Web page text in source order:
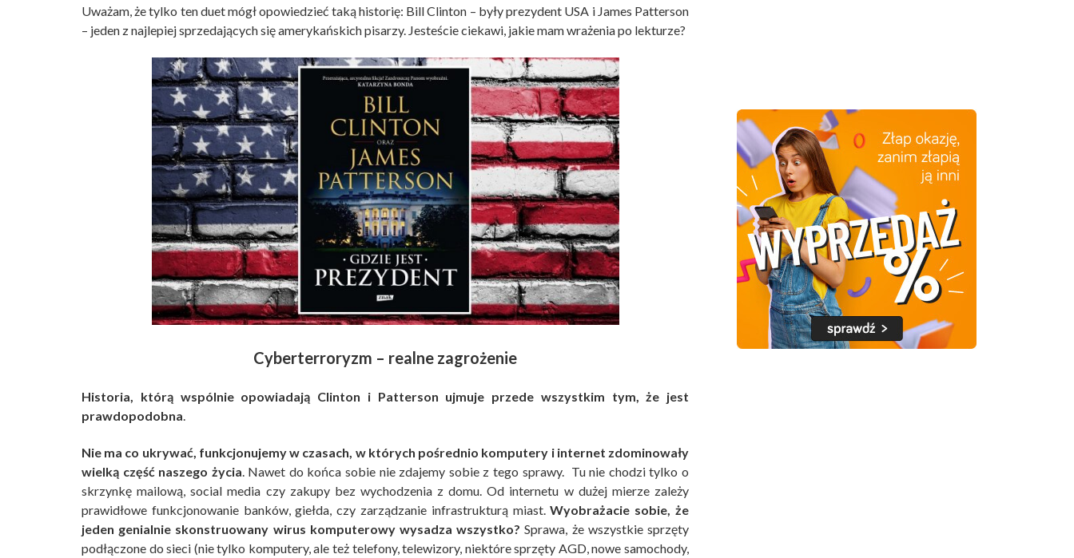
Uważam, że tylko ten duet mógł opowiedzieć taką historię: Bill Clinton – były prezydent USA i James Patterson
– jeden z najlepiej sprzedających się amerykańskich pisarzy. Jesteście ciekawi, jakie mam wrażenia po lekturze?
Cyberterroryzm – realne zagrożenie
Historia, którą wspólnie opowiadają Clinton i Patterson ujmuje przede wszystkim tym, że jest
prawdopodobna.
Nie ma co ukrywać, funkcjonujemy w czasach, w których pośrednio komputery i internet zdominowały
wielką część naszego życia. Nawet do końca sobie nie zdajemy sobie z tego sprawy. Tu nie chodzi tylko o
skrzynkę mailową, social media czy zakupy bez wychodzenia z domu. Od internetu w dużej mierze zależy
prawidłowe funkcjonowanie banków, giełda, czy zarządzanie infrastrukturą miast.Wyobrażacie sobie, że
jeden genialnie skonstruowany wirus komputerowy wysadza wszystko? Sprawa, że wszystkie sprzęty
podłączone do sieci (nie tylko komputery, ale też telefony, telewizory, niektóre sprzęty AGD, nowe samochody,